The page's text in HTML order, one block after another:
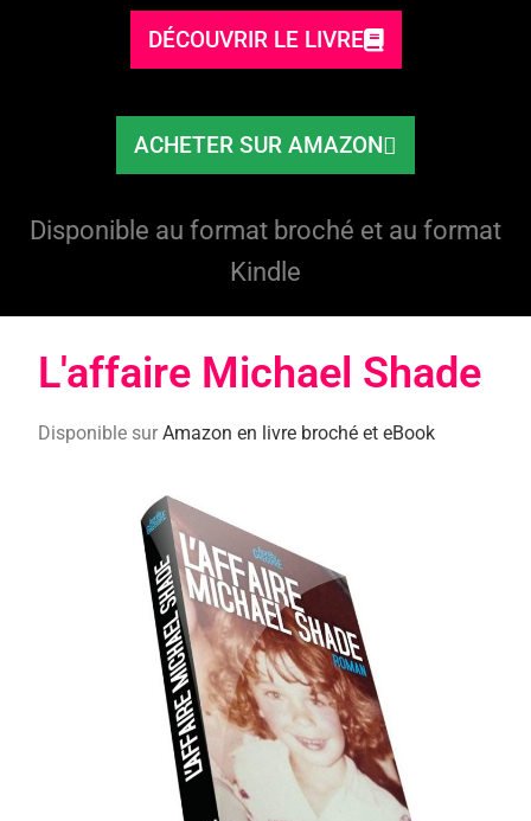
DÉCOUVRIR LE LIVRE
ACHETER SUR AMAZON
Disponible au format broché et au format
Kindle
L'affaire Michael Shade​
Disponible surAmazon en livre broché et eBook